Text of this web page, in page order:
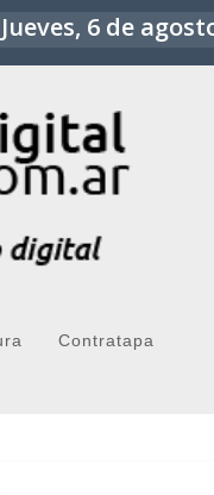
Jueves, 6 de
Contratapa